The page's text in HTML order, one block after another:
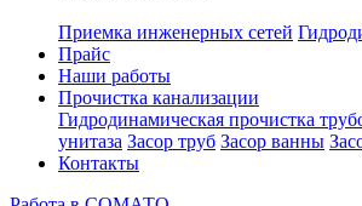
Приемка инженерных сетей
Прайс
Наши работы
Прочистка канализации
Гидродинамическая прочистка
унитаза Засор труб Засор ванны
Контакты